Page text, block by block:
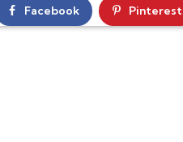
Facebook Pinterest